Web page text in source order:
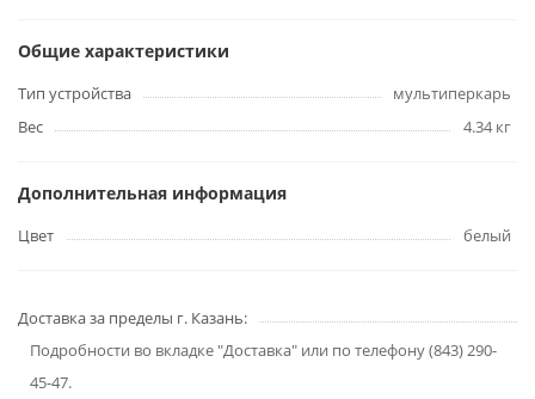
Общие характеристики
Тип устройства
мультиперкарь
Вес
4.34 кг
Дополнительная информация
Цвет белый
Доставка за пределы г. Казань:
Подробности во вкладке "Доставка" или по телефону (843) 290-
45-47.